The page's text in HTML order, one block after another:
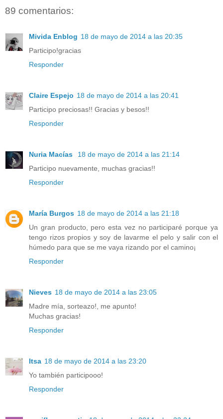
89 comentarios:
Mivida Enblog 18 de mayo de 2014 a las 20:35
Participo!gracias
Responder
Claire Espejo 18 de mayo de 2014 a las 20:41
Participo preciosas!! Gracias y besos!!
Responder
Nuria Macías
18 de mayo de 2014 a las 21:14
Participo nuevamente, muchas gracias!!
Responder
María Burgos 18 de mayo de 2014 a las 21:18
Un gran producto, pero esta vez no participaré porque ya
tengo rizos propios y soy de lavarme el pelo y salir con el
húmedo para que se me vaya rizando por el camino¡
Responder
Nieves 18 de mayo de 2014 a las 23:05
Madre mía, sorteazo!, me apunto!
Muchas gracias!
Responder
Itsa 18 de mayo de 2014 a las 23:20
Yo también participooo!
Responder